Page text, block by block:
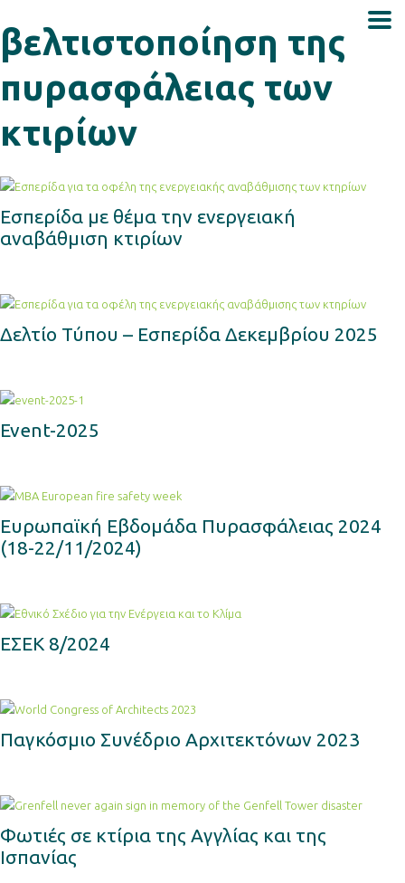
βελτιστοποίηση της
πυρασφάλειας των
κτιρίων
Εσπερίδα με θέμα την ενεργειακή
αναβάθμιση κτιρίων
Δελτίο Τύπου – Εσπερίδα Δεκεμβρίου 2025
Event-2025
Ευρωπαϊκή Εβδομάδα Πυρασφάλειας 2024
(18-22/11/2024)
ΕΣΕΚ 8/2024
Παγκόσμιο Συνέδριο Αρχιτεκτόνων 2023
Φωτιές σε κτίρια της Αγγλίας και της
Ισπανίας